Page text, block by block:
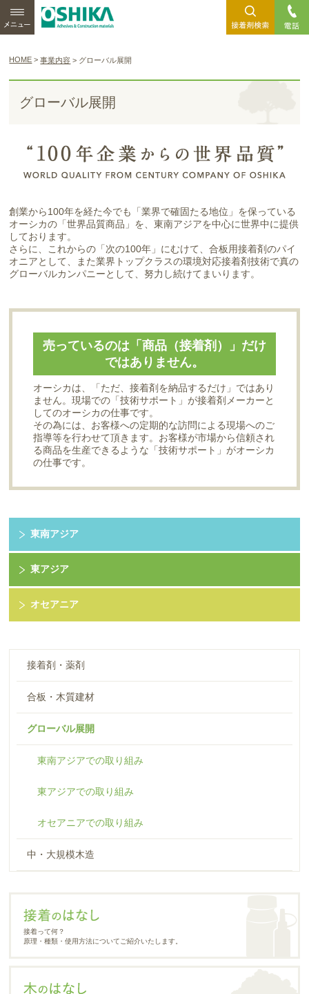
MENU
HOME >事業内容 > グローバル展開
グローバル展開
創業から100年を経た今でも「業界で確固たる地位」を保っている
オーシカの「世界品質商品」を、東南アジアを中心に世界中に提供
しております。
さらに、これからの「次の100年」にむけて、合板用接着剤のパイ
オニアとして、また業界トップクラスの環境対応接着剤技術で真の
グローバルカンパニーとして、努力し続けてまいります。
売っているのは「商品（接着剤）」だけ
ではありません。
オーシカは、「ただ、接着剤を納品するだけ」ではあり
ません。現場での「技術サポート」が接着剤メーカーと
してのオーシカの仕事です。
その為には、お客様への定期的な訪問による現場へのご
指導等を行わせて頂きます。お客様が市場から信頼され
る商品を生産できるような「技術サポート」がオーシカ
の仕事です。
東南アジア
東アジア
オセアニア
接着剤・薬剤
合板・木質建材
グローバル展開
東南アジアでの取り組み
東アジアでの取り組み
オセアニアでの取り組み
中・大規模木造
接着って何？
原理・種類・使用方法についてご紹介いたします。